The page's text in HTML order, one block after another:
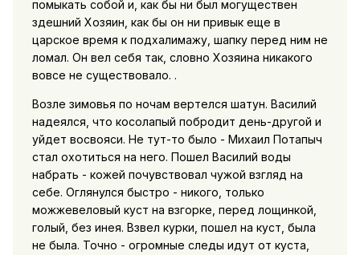
помыкать собой и, как бы ни был могуществен
здешний Хозяин, как бы он ни привык еще в
царское время к подхалимажу, шапку перед ним не
ломал. Он вел себя так, словно Хозяина никакого
вовсе не существовало. .
Возле зимовья по ночам вертелся шатун. Василий
надеялся, что косолапый побродит день-другой и
уйдет восвояси. Не тут-то было - Михаил Потапыч
стал охотиться на него. Пошел Василий воды
набрать - кожей почувствовал чужой взгляд на
себе. Оглянулся быстро - никого, только
можжевеловый куст на взгорке, перед лощинкой,
голый, без инея. Взвел курки, пошел на куст, была
не была. Точно - огромные следы идут от куста,